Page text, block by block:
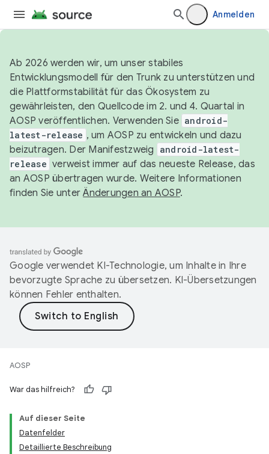
Anmelden
Ab 2026 werden wir, um unser stabiles
Entwicklungsmodell für den Trunk zu unterstützen und
die Plattformstabilität für das Ökosystem zu
gewährleisten, den Quellcode im 2. und 4. Quartal in
AOSP veröffentlichen. Verwenden Sie android-
latest-release , um AOSP zu entwickeln und dazu
beizutragen. Der Manifestzweig
android-latest-
release verweist immer auf das neueste Release, das
an AOSP übertragen wurde. Weitere Informationen
finden Sie unterÄnderungen an AOSP.
Google verwendet KI-Technologie, um Inhalte in Ihre
bevorzugte Sprache zu übersetzen. KI-Übersetzungen
können Fehler enthalten.
AOSP
War das hilfreich?
Auf dieser Seite
Datenfelder
Detaillierte Beschreibung